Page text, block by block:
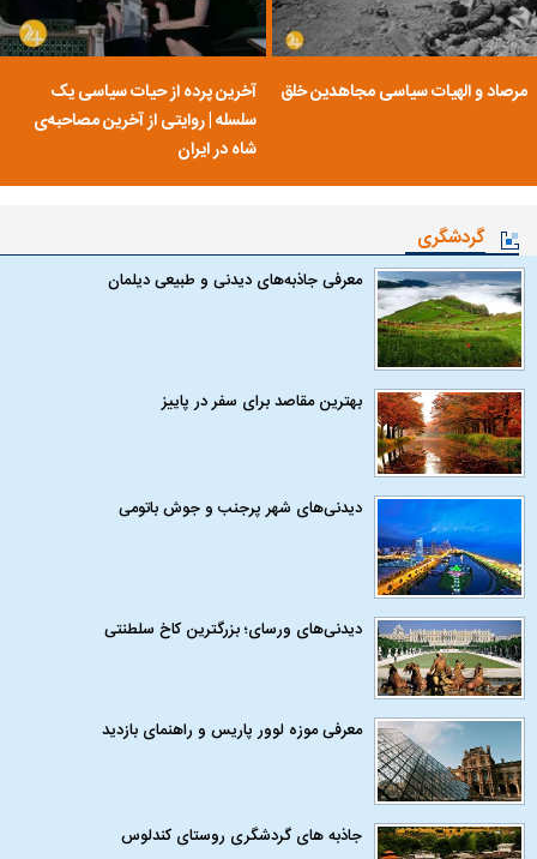
مرصاد و الهیات سیاسی مجاهدین خلق
آخرین پرده از حیات سیاسی یک
سلسله | روایتی از آخرین مصاحبه‌ی
شاه در ایران
گردشگری
معرفی جاذبه‌های دیدنی و طبیعی دیلمان
بهترین مقاصد برای سفر در پاییز
دیدنی‌های شهر پرجنب و جوش باتومی
دیدنی‌های ورسای؛ بزرگترین کاخ سلطنتی
معرفی موزه لوور پاریس و راهنمای بازدید
جاذبه های گردشگری روستای کندلوس